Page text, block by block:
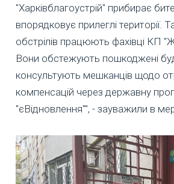
"Харківблагоустрій" прибирає
впорядковує прилеглі території.
обстрілів працюють фахівці КП
Вони обстежують пошкоджені
консультують мешканців щодо
компенсацій через державну
"єВідновлення"", - зауважили в